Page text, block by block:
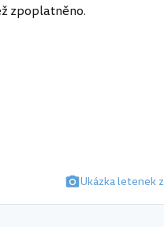
zpoplatněno.
Ukázka letenek